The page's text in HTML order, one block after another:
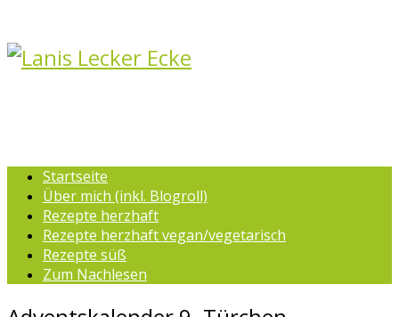
Startseite
Über mich (inkl. Blogroll)
Rezepte herzhaft
Rezepte herzhaft vegan/vegetarisch
Rezepte süß
Zum Nachlesen